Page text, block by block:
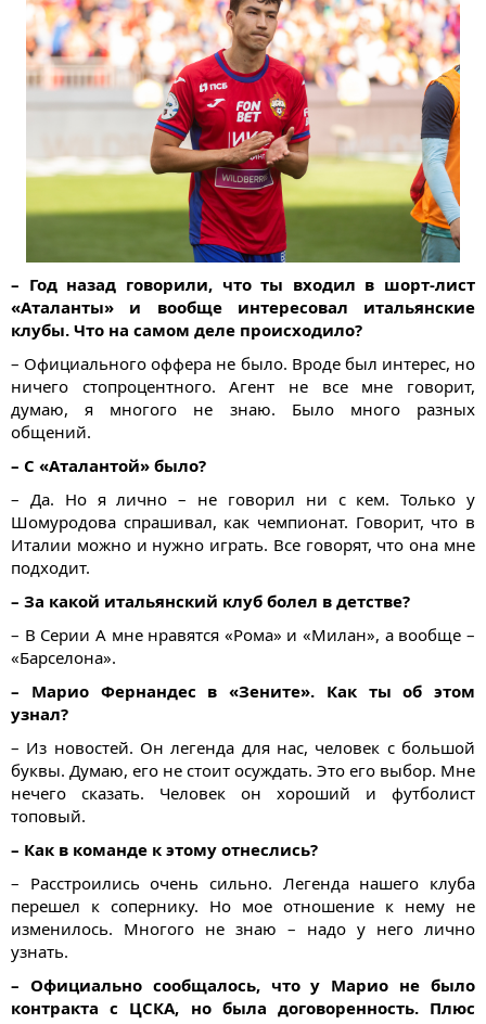
– Год назад говорили, что ты входил в шорт-лист
«Аталанты» и вообще интересовал итальянские
клубы. Что на самом деле происходило?
– Официального оффера не было. Вроде был интерес, но
ничего стопроцентного. Агент не все мне говорит,
думаю, я многого не знаю. Было много разных
общений.
– С «Аталантой» было?
– Да. Но я лично – не говорил ни с кем. Только у
Шомуродова спрашивал, как чемпионат. Говорит, что в
Италии можно и нужно играть. Все говорят, что она мне
подходит.
– За какой итальянский клуб болел в детстве?
– В Серии А мне нравятся «Рома» и «Милан», а вообще –
«Барселона».
– Марио Фернандес в «Зените». Как ты об этом
узнал?
– Из новостей. Он легенда для нас, человек с большой
буквы. Думаю, его не стоит осуждать. Это его выбор. Мне
нечего сказать. Человек он хороший и футболист
топовый.
– Как в команде к этому отнеслись?
– Расстроились очень сильно. Легенда нашего клуба
перешел к сопернику. Но мое отношение к нему не
изменилось. Многого не знаю – надо у него лично
узнать.
– Официально сообщалось, что у Марио не было
контракта с ЦСКА, но была договоренность. Плюс